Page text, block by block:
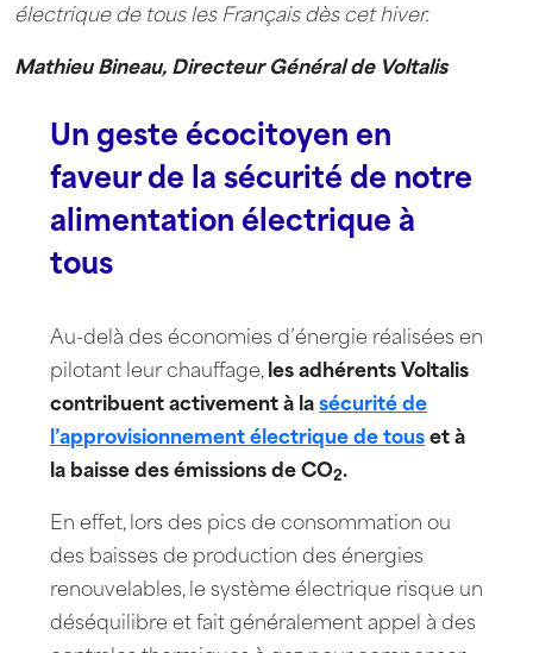
électrique de tous les Français dès cet hiver.
Mathieu Bineau, Directeur Général de Voltalis
Un geste écocitoyen en
faveur de la sécurité de notre
alimentation électrique à
tous
Au-delà des économies d’énergie réalisées en
pilotant leur chauffage, les adhérents Voltalis
contribuent activement à la sécurité de
l’approvisionnement électrique de tous et à
la baisse des émissions de CO2.
En effet, lors des pics de consommation ou
des baisses de production des énergies
renouvelables, le système électrique risque un
déséquilibre et fait généralement appel à des